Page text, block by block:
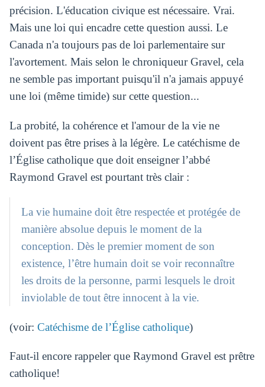
précision. L'éducation civique est nécessaire. Vrai.
Mais une loi qui encadre cette question aussi. Le
Canada n'a toujours pas de loi parlementaire sur
l'avortement. Mais selon le chroniqueur Gravel, cela
ne semble pas important puisqu'il n'a jamais appuyé
une loi (même timide) sur cette question...
La probité, la cohérence et l'amour de la vie ne
doivent pas être prises à la légère. Le catéchisme de
l’Église catholique que doit enseigner l’abbé
Raymond Gravel est pourtant très clair :
La vie humaine doit être respectée et protégée de
manière absolue depuis le moment de la
conception. Dès le premier moment de son
existence, l’être humain doit se voir reconnaître
les droits de la personne, parmi lesquels le droit
inviolable de tout être innocent à la vie.
(voir: Catéchisme de l’Église catholique)
Faut-il encore rappeler que Raymond Gravel est prêtre
catholique!